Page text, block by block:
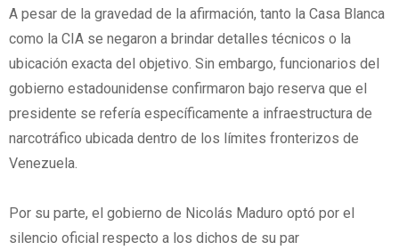
A pesar de la gravedad de la afirmación, tanto la Casa Blanca
como la CIA se negaron a brindar detalles técnicos o la
ubicación exacta del objetivo. Sin embargo, funcionarios del
gobierno estadounidense confirmaron bajo reserva que el
presidente se refería específicamente a infraestructura de
narcotráfico ubicada dentro de los límites fronterizos de
Venezuela.
Por su parte, el gobierno de Nicolás Maduro optó por el
silencio oficial respecto a los dichos de su par